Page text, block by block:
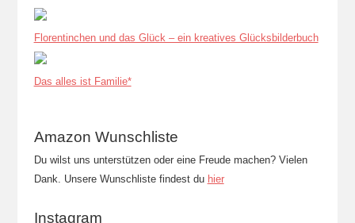
Florentinchen und das Glück – ein kreatives Glücksbilderbuch
Das alles ist Familie*
Amazon Wunschliste
Du wilst uns unterstützen oder eine Freude machen? Vielen
Dank. Unsere Wunschliste findest du hier
Instagram